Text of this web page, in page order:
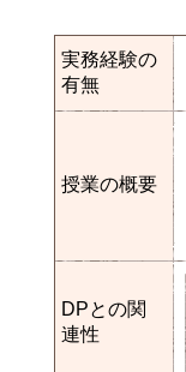
実務経験の
有無
授業の概要
DPとの関
連性